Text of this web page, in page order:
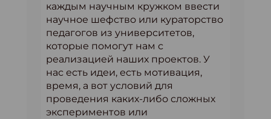
каждым научным кружком ввести
научное шефство или кураторство
педагогов из университетов,
которые помогут нам с
реализацией наших проектов. У
нас есть идеи, есть мотивация,
время, а вот условий для
проведения каких-либо сложных
экспериментов или